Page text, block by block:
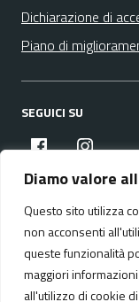
Diamo valore
Questo sito utilizza
non acconsenti
queste funzionalità
maggiori
all'utilizzo di cookie
Dichiarazione di
Piano di
SEGUICI SU
facebook
Media policy